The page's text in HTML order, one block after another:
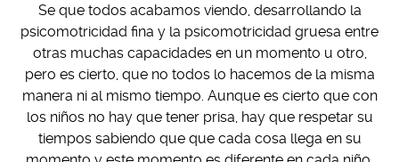
Se que todos acabamos viendo, desarrollando la
psicomotricidad fina y la psicomotricidad gruesa entre
otras muchas capacidades en un momento u otro,
pero es cierto, que no todos lo hacemos de la misma
manera ni al mismo tiempo. Aunque es cierto que con
los niños no hay que tener prisa, hay que respetar su
tiempos sabiendo que que cada cosa llega en su